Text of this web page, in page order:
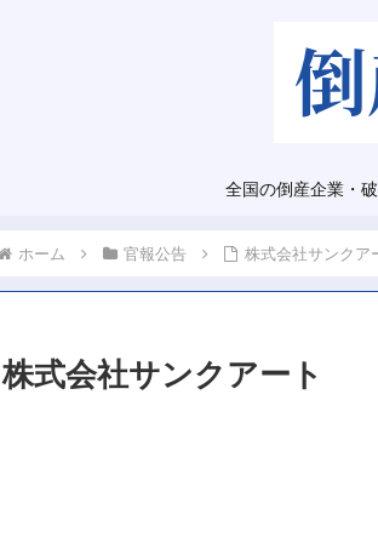
全国の倒産企業・
ホーム 官報公告 株式会社サンクア
株式会社サンクアート